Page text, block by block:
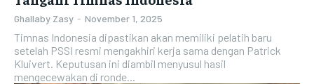
Ghallaby Zasy - November 1, 2025
Timnas Indonesia dipastikan akan memiliki pelatih baru
setelah PSSI resmi mengakhiri kerja sama dengan Patrick
Kluivert. Keputusan ini diambil menyusul hasil
mengecewakan di ronde...